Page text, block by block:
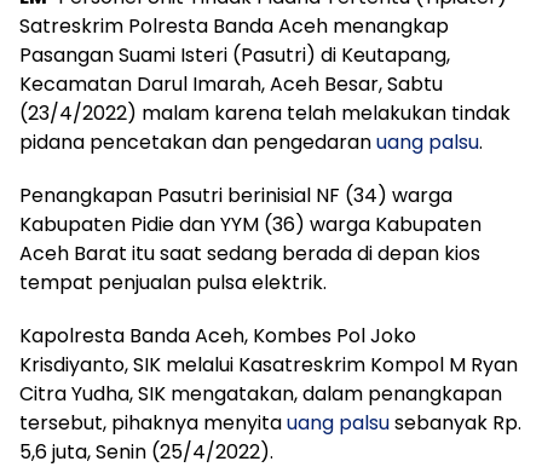
Satreskrim Polresta Banda Aceh menangkap
Pasangan Suami Isteri (Pasutri) di Keutapang,
Kecamatan Darul Imarah, Aceh Besar, Sabtu
(23/4/2022) malam karena telah melakukan tindak
pidana pencetakan dan pengedaranuang palsu.
Penangkapan Pasutri berinisial NF (34) warga
Kabupaten Pidie dan YYM (36) warga Kabupaten
Aceh Barat itu saat sedang berada di depan kios
tempat penjualan pulsa elektrik.
Kapolresta Banda Aceh, Kombes Pol Joko
Krisdiyanto, SIK melalui Kasatreskrim Kompol M Ryan
Citra Yudha, SIK mengatakan, dalam penangkapan
tersebut, pihaknya menyitauang palsusebanyak Rp.
5,6 juta, Senin (25/4/2022).